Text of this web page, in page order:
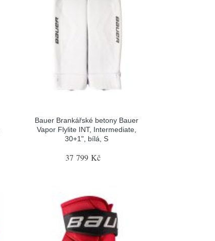
Bauer Brankářské betony Bauer
Vapor Flylite INT, Intermediate,
30+1", bílá, S
37 799 Kč